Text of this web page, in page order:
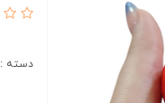
دسته :